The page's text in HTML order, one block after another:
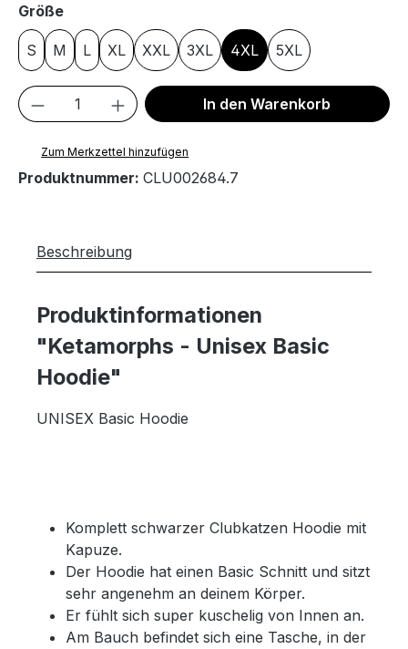
Größeauswählen
S M L XL XXL 3XL 4XL 5XL
Produkt Anzahl: Gib den gewünschten
In den Warenkorb
Zum Merkzettel hinzufügen
Produktnummer: CLU002684.7
Beschreibung
Produktinformationen
"Ketamorphs - Unisex Basic
Hoodie"
UNISEX Basic Hoodie
Komplett schwarzer Clubkatzen Hoodie mit
Kapuze.
Der Hoodie hat einen Basic Schnitt und sitzt
sehr angenehm an deinem Körper.
Er fühlt sich super kuschelig von Innen an.
Am Bauch befindet sich eine Tasche, in der